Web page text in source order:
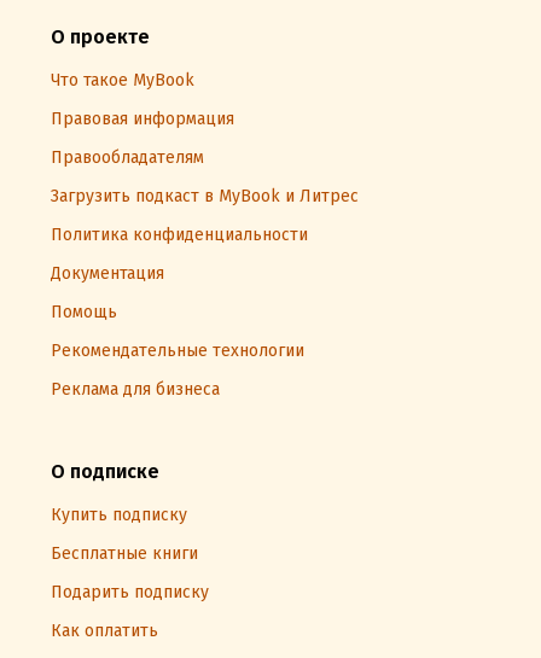
О проекте
Что такое MyBook
Правовая информация
Правообладателям
Загрузить подкаст в MyBook и Литрес
Политика конфиденциальности
Документация
Помощь
Рекомендательные технологии
Реклама для бизнеса
О подписке
Купить подписку
Бесплатные книги
Подарить подписку
Как оплатить